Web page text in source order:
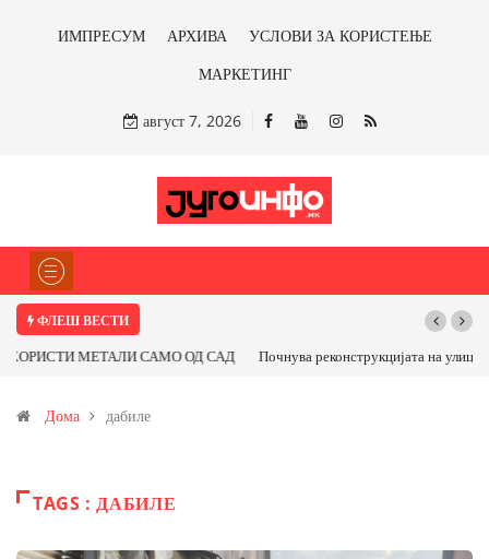
ИМПРЕСУМ АРХИВА
УСЛОВИ ЗА КОРИСТЕЊЕ
МАРКЕТИНГ
август 7, 2026
ФЛЕШ ВЕСТИ
Почнува реконструкцијата на улицата „5-ти Ноември“ во Струмица
Дома дабиле
TAGS : ДАБИЛЕ